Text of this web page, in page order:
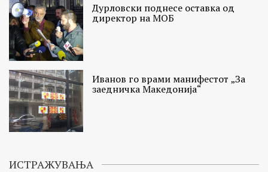
Дурловски поднесе оставка од
директор на МОБ
Иванов го врами манифестот „За
заедничка Македонија“
ИСТРАЖУВАЊА